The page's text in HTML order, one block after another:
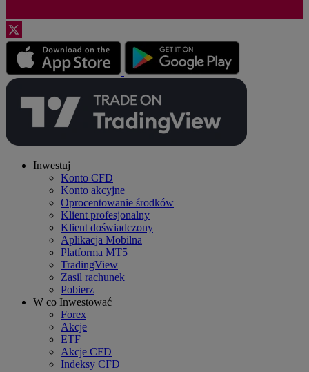
Inwestuj
Konto CFD
Konto akcyjne
Oprocentowanie środków
Klient profesjonalny
Klient doświadczony
Aplikacja Mobilna
Platforma MT5
TradingView
Zasil rachunek
Pobierz
W co Inwestować
Forex
Akcje
ETF
Akcje CFD
Indeksy CFD